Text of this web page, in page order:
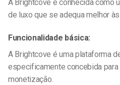
A Brightcove é conhecida como
de luxo que se adequa melhor
Funcionalidade básica:
A Brightcove é uma plataforma
especificamente concebida para
monetização.